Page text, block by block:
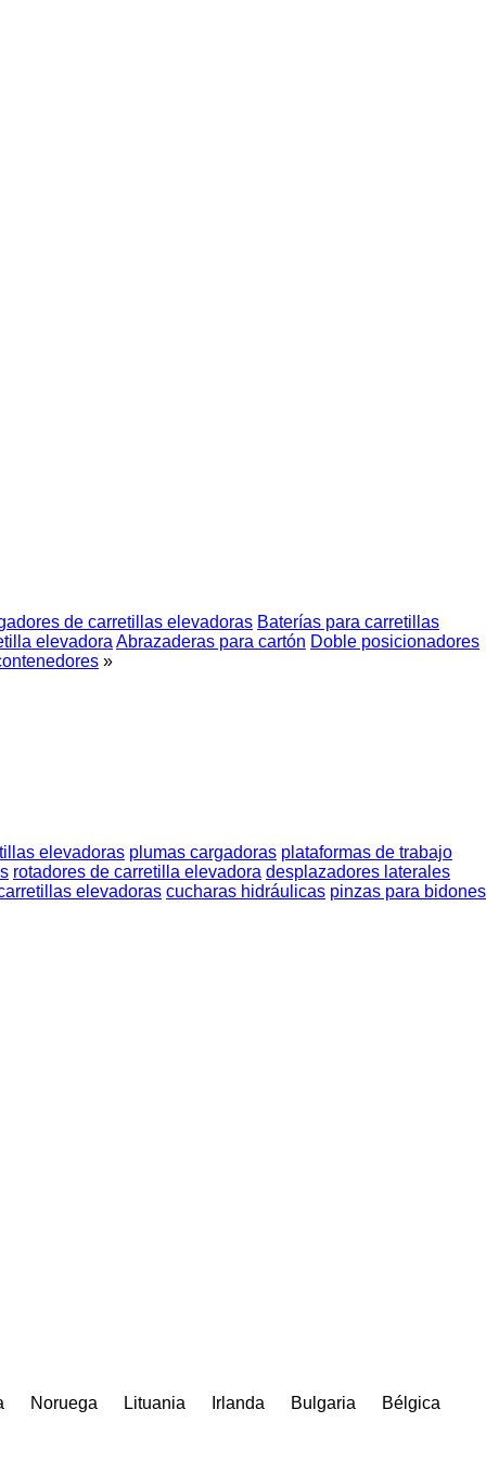
de carretillas elevadoras Baterías para carretillas
elevadora Abrazaderas para cartón Doble posicionadores
»
elevadoras plumas cargadoras plataformas de trabajo
rotadores de carretilla elevadora desplazadores laterales
elevadoras cucharas hidráulicas pinzas para bidones
Noruega Lituania Irlanda Bulgaria
Bélgica